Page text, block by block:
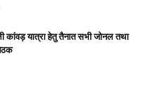
कांवड़ यात्रा हेतु तैनात सभी जोनल तथा